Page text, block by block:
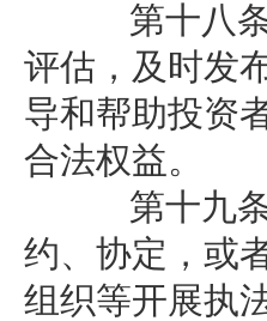
第十八条
评估，及时发
导和帮助投资
合法权益。
第十九条
约、协定，或
组织等开展执